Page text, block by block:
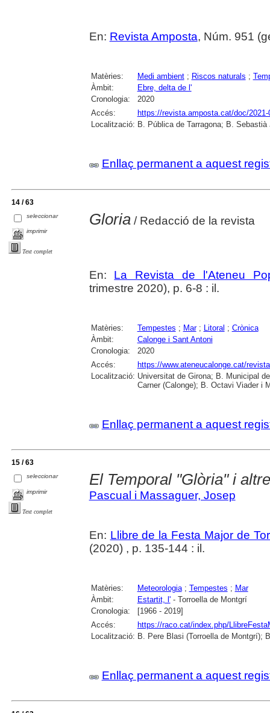
En: Revista Amposta, Núm. 951
Matèries: Medi ambient; Riscos naturals ;
Àmbit:
Ebre, delta de l'
Cronologia:
2020
Accés:
https://revista.amposta.cat/doc/2021-
Localització: B. Pública de Tarragona; B.
Enllaç permanent a aquest
14 / 63
seleccionar
imprimir
Text complet
Gloria/ Redacció de la revista
En: La Revista de l'Ateneu
trimestre 2020), p. 6-8 : il.
Matèries: Tempestes ; Mar; Litoral ; Crònica
Àmbit:
Calonge i Sant Antoni
Cronologia:
2020
Accés:
https://www.ateneucalonge.cat/
Localització: Universitat de Girona; B. Municipal
Carner (Calonge); B. Octavi Viader i
Enllaç permanent a aquest
15 / 63
seleccionar
imprimir
Text complet
El Temporal "Glòria" i
Pascual i Massaguer, Josep
En: Llibre de la Festa Major de
(2020) , p. 135-144 : il.
Matèries: Meteorologia; Tempestes ; Mar
Àmbit:
Estartit, l'- Torroella de Montgrí
Cronologia:
[1966 - 2019]
Accés:
https://raco.cat/index.php/
Localització: B. Pere Blasi (Torroella de Montgrí);
Enllaç permanent a aquest